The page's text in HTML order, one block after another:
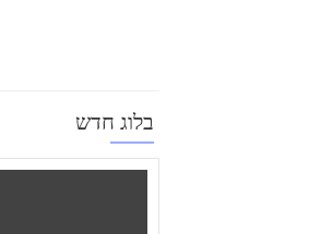
בלוג חדש